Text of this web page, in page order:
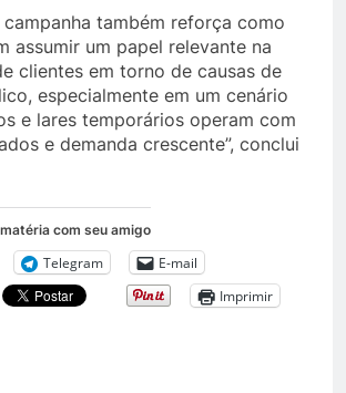
campanha também reforça como
assumir um papel relevante na
clientes em torno de causas de
especialmente em um cenário
e lares temporários operam com
e demanda crescente”, conclui
com seu amigo
Telegram
E-mail
Imprimir